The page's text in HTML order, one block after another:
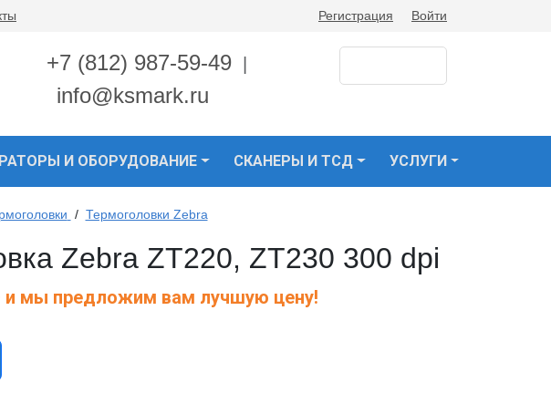
Регистрация Войти
+7 (812) 987-59-49
info@ksmark.ru
И ОБОРУДОВАНИЕ СКАНЕРЫ И ТСД УСЛУГИ
/ Термоголовки Zebra
Zebra ZT220, ZT230 300 dpi
и мы предложим вам лучшую цену!